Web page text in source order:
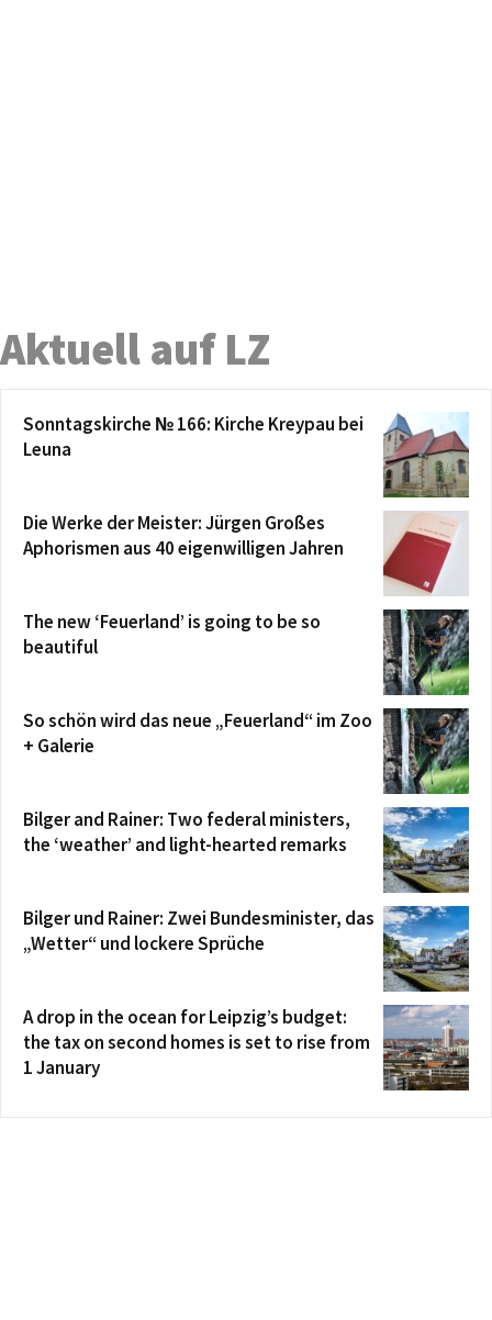
Aktuell auf LZ
Sonntagskirche № 166: Kirche Kreypau bei
Leuna
Die Werke der Meister: Jürgen Großes
Aphorismen aus 40 eigenwilligen Jahren
The new ‘Feuerland’ is going to be so
beautiful
So schön wird das neue „Feuerland“ im Zoo
+ Galerie
Bilger and Rainer: Two federal ministers,
the ‘weather’ and light-hearted remarks
Bilger und Rainer: Zwei Bundesminister, das
„Wetter“ und lockere Sprüche
A drop in the ocean for Leipzig’s budget:
the tax on second homes is set to rise from
1 January